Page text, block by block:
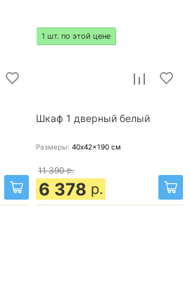
1 шт. по этой цене
Шкаф 1 дверный белый
Размеры: 40x42x190 см
11 390 р.
6 378 р.